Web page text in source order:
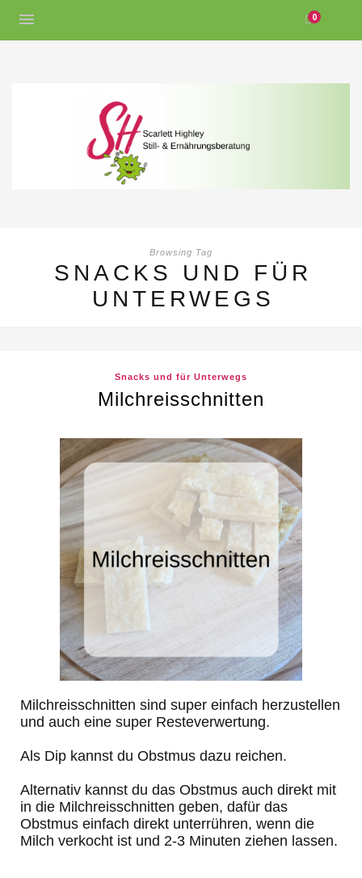
0
Browsing Tag
SNACKS UND FÜR
UNTERWEGS
Snacks und für Unterwegs
Milchreisschnitten
Milchreisschnitten sind super einfach herzustellen
und auch eine super Resteverwertung.
Als Dip kannst du Obstmus dazu reichen.
Alternativ kannst du das Obstmus auch direkt mit
in die Milchreisschnitten geben, dafür das
Obstmus einfach direkt unterrühren, wenn die
Milch verkocht ist und 2-3 Minuten ziehen lassen.